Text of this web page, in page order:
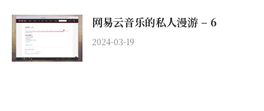
网易云音乐的私人漫游 – 6
2024-03-19